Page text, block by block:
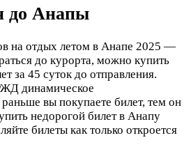
до Анапы
на отдых летом в Анапе 2025 —
до курорта, можно купить
за 45 суток до отправления.
динамическое
вы покупаете билет, тем он
недорогой билет в Анапу
билеты как только откроется